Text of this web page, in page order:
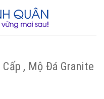
Cấp , Mộ Đá Granite